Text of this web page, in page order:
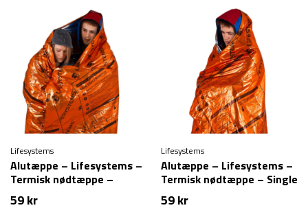
Lifesystems
Alutæppe – Lifesystems –
Termisk nødtæppe –
Double
59kr
Lifesystems
Alutæppe – Lifesystems –
Termisk nødtæppe – Single
59kr